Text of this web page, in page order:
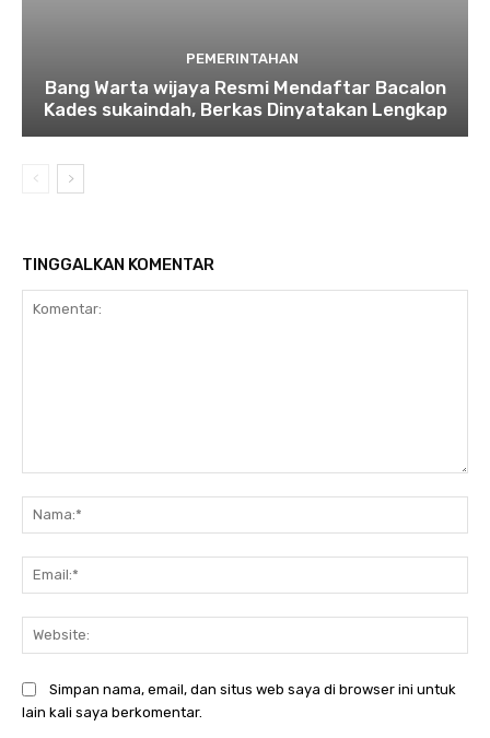
PEMERINTAHAN
Bang Warta wijaya Resmi Mendaftar Bacalon
Kades sukaindah, Berkas Dinyatakan Lengkap
TINGGALKAN KOMENTAR
Simpan nama, email, dan situs web saya di browser ini untuk
lain kali saya berkomentar.